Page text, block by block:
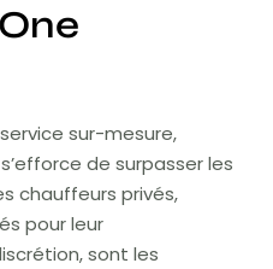
sur-mesure,
de surpasser les
chauffeurs privés,
pour leur
sont les